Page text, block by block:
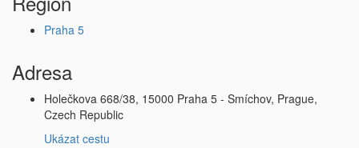
Praha 5
Adresa
Holečkova 668/38, 15000 Praha 5 - Smíchov, Prague,
Czech Republic
Ukázat cestu